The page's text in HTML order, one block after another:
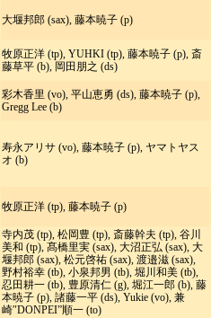
大堰邦郎 (sax), 藤本暁子 (p)
牧原正洋 (tp), YUHKI (tp), 藤本暁子 (p), 斎
藤草平 (b), 岡田朋之 (ds)
彩木香里 (vo), 平山恵勇 (ds), 藤本暁子 (p),
Gregg Lee (b)
寿永アリサ (vo), 藤本暁子 (p), ヤマトヤス
オ (b)
牧原正洋 (tp), 藤本暁子 (p)
寺内茂 (tp), 松岡豊 (tp), 斎藤幹夫 (tp), 谷川
美和 (tp), 髙橋里実 (sax), 大沼正弘 (sax), 大
堰邦郎 (sax), 松元啓祐 (sax), 渡邉滋 (sax),
野村裕幸 (tb), 小泉邦男 (tb), 堀川和美 (tb),
忍田耕一 (tb), 豊原清仁 (g), 堀江一郎 (b), 藤
本暁子 (p), 諸藤一平 (ds), Yukie (vo), 兼
崎″DONPEI”順一 (to)